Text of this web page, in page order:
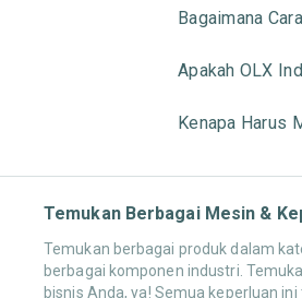
Bagaimana
Apakah OLX
Kenapa Harus
Temukan Berbagai Mesin &
Temukan berbagai produk dalam
berbagai komponen industri.
bisnis Anda, ya! Semua keperluan